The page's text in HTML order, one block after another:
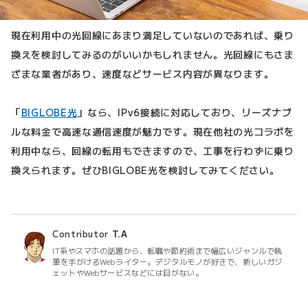
現在利用中の光回線にあまり満足していないのであれば、乗り
換えを検討してみるのがいいかもしれません。光回線にもさま
ざまな業者があり、速度などサービス内容が異なります。
「BIGLOBE光 」なら、IPv6接続に対応しており、リーズナブ
ルな料金で高速な通信速度が魅力です。現在他社の光コラボを
利用中なら、回線の転用もできますので、工事を行わずに乗り
換えられます。ぜひBIGLOBE光を検討してみてください。
Contributor T.A
IT系やスマホの話題から、転職や節約術まで幅広いジャンルで執
筆を手がけるWebライター。デジタルモノが好きで、新しいガジ
ェットやWebサービスなどには目がない。